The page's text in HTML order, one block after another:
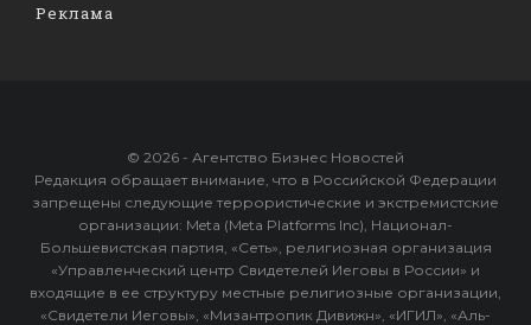
Реклама
© 2026 - Агентство Бизнес Новостей
Редакция обращает внимание, что в Российской Федерации
запрещены следующие террористические и экстремистские
организации: Meta (Meta Platforms Inc), Национал-
Большевистская партия, «Сеть», религиозная организация
«Управленческий центр Свидетелей Иеговы в России» и
входящие в ее структуру местные религиозные организации,
«Свидетели Иеговы», «Мизантропик Дивижн», «ИГИЛ», «Аль-